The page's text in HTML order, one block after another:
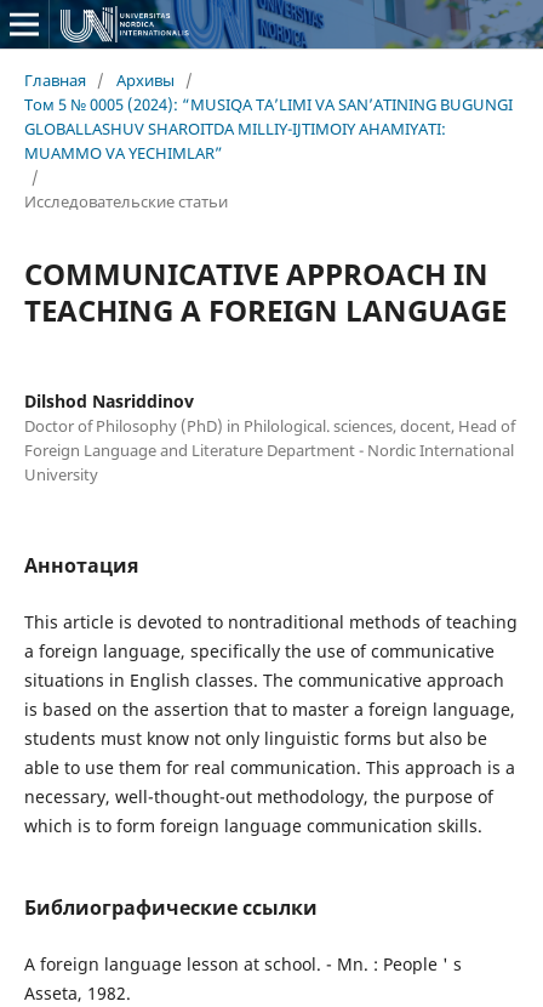
Главная / Архивы
/
Том 5 № 0005 (2024): “MUSIQA TA’LIMI VA SAN’ATINING BUGUNGI
GLOBALLASHUV SHAROITDA MILLIY-IJTIMOIY AHAMIYATI:
MUAMMO VA YECHIMLAR”
/
Исследовательские статьи
COMMUNICATIVE APPROACH IN
TEACHING A FOREIGN LANGUAGE
Dilshod Nasriddinov
Doctor of Philosophy (PhD) in Philological. sciences, docent, Head of
Foreign Language and Literature Department - Nordic International
University
Аннотация
This article is devoted to nontraditional methods of teaching
a foreign language, specifically the use of communicative
situations in English classes. The communicative approach
is based on the assertion that to master a foreign language,
students must know not only linguistic forms but also be
able to use them for real communication. This approach is a
necessary, well-thought-out methodology, the purpose of
which is to form foreign language communication skills.
Библиографические ссылки
A foreign language lesson at school. - Mn. : People ' s
Asseta, 1982.